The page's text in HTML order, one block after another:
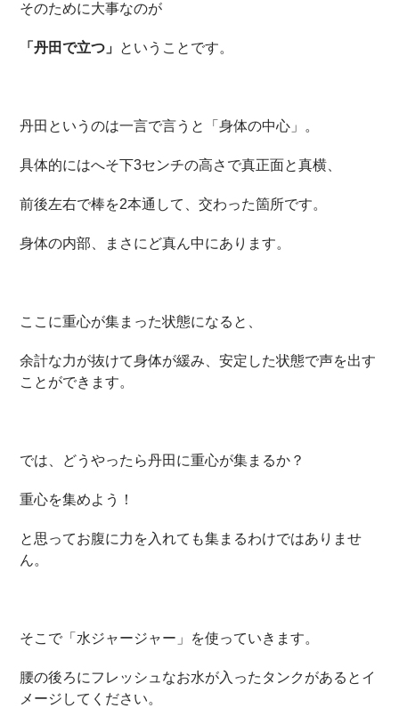
そのために大事なのが
「丹田で立つ」 ということです。
丹田というのは一言で言うと「身体の中心」。
具体的にはへそ下3センチの高さで真正面と真横、
前後左右で棒を2本通して、交わった箇所です。
身体の内部、まさにど真ん中にあります。
ここに重心が集まった状態になると、
余計な力が抜けて身体が緩み、安定した状態で声を出す
ことができます。
では、どうやったら丹田に重心が集まるか？
重心を集めよう！
と思ってお腹に力を入れても集まるわけではありませ
ん。
そこで「水ジャージャー」を使っていきます。
腰の後ろにフレッシュなお水が入ったタンクがあるとイ
メージしてください。